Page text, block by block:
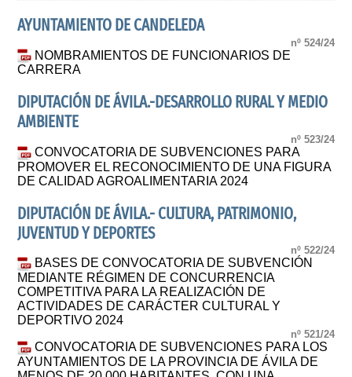
AYUNTAMIENTO DE CANDELEDA
nº 524/24
NOMBRAMIENTOS DE FUNCIONARIOS DE
CARRERA
DIPUTACIÓN DE ÁVILA.-DESARROLLO RURAL Y MEDIO
AMBIENTE
nº 523/24
CONVOCATORIA DE SUBVENCIONES PARA
PROMOVER EL RECONOCIMIENTO DE UNA FIGURA
DE CALIDAD AGROALIMENTARIA 2024
DIPUTACIÓN DE ÁVILA.- CULTURA, PATRIMONIO,
JUVENTUD Y DEPORTES
nº 522/24
BASES DE CONVOCATORIA DE SUBVENCIÓN
MEDIANTE RÉGIMEN DE CONCURRENCIA
COMPETITIVA PARA LA REALIZACIÓN DE
ACTIVIDADES DE CARÁCTER CULTURAL Y
DEPORTIVO 2024
nº 521/24
CONVOCATORIA DE SUBVENCIONES PARA LOS
AYUNTAMIENTOS DE LA PROVINCIA DE ÁVILA DE